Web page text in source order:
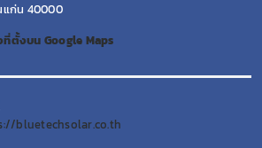
แก่น 40000
ตั้งบน Google Maps
bluetechsolar.co.th